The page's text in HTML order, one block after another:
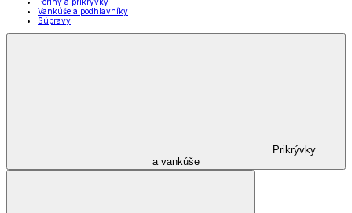
Vankúše a podhlavníky
Súpravy
Prikrývky
a vankúše